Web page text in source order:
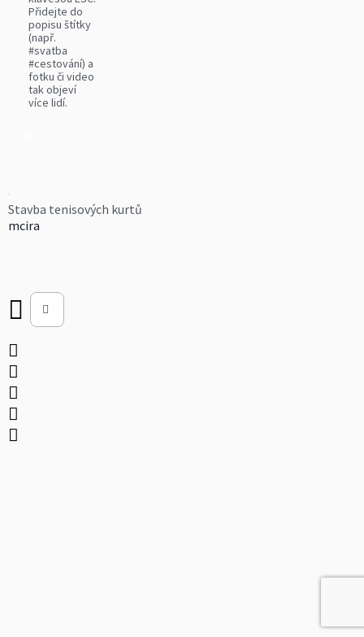
Přidejte do
popisu štítky
(např.
#svatba
#cestování) a
fotku či video
tak objeví
více lidí.
Stavba tenisových kurtů
mcira